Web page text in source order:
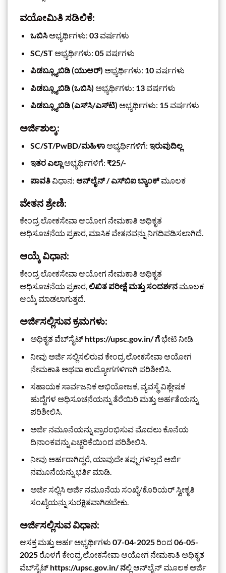
ವಯೋಮಿತಿ ಸಡಿಲಿಕೆ:
ಒಬಿಸಿಅಭ್ಯರ್ಥಿಗಳು: 03ವರ್ಷಗಳು
SC/STಅಭ್ಯರ್ಥಿಗಳು: 05ವರ್ಷಗಳು
ಪಿಡಬ್ಲ್ಯೂಬಿಡಿ (ಯುಆರ್) ಅಭ್ಯರ್ಥಿಗಳು: 10ವರ್ಷಗಳು
ಪಿಡಬ್ಲ್ಯೂಬಿಡಿ (ಒಬಿಸಿ) ಅಭ್ಯರ್ಥಿಗಳು: 13ವರ್ಷಗಳು
ಪಿಡಬ್ಲ್ಯೂಬಿಡಿ (ಎಸ್‌ಸಿ/ಎಸ್‌ಟಿ) ಅಭ್ಯರ್ಥಿಗಳು: 15ವರ್ಷಗಳು
ಅರ್ಜಿಶುಲ್ಕ:
SC/ST/PwBD/ಮಹಿಳಾಅಭ್ಯರ್ಥಿಗಳಿಗೆ: ಇರುವುದಿಲ್ಲ
ಇತರ ಎಲ್ಲಾಅಭ್ಯರ್ಥಿಗಳಿಗೆ: ₹25/-
ಪಾವತಿವಿಧಾನ: ಆನ್‌ಲೈನ್ / ಎಸ್‌ಬಿಐ ಬ್ಯಾಂಕ್ಮೂಲಕ
ವೇತನ ಶ್ರೇಣಿ:
ಕೇಂದ್ರ ಲೋಕಸೇವಾ ಆಯೋಗ ನೇಮಕಾತಿ ಅಧಿಕೃತ
ಅಧಿಸೂಚನೆಯ ಪ್ರಕಾರ, ಮಾಸಿಕವೇತನವನ್ನು ನಿಗದಿಪಡಿಸಲಾಗಿದೆ.
ಆಯ್ಕೆ ವಿಧಾನ:
ಕೇಂದ್ರ ಲೋಕಸೇವಾ ಆಯೋಗ ನೇಮಕಾತಿ ಅಧಿಕೃತ
ಅಧಿಸೂಚನೆಯ ಪ್ರಕಾರ, ಲಿಖಿತ ಪರೀಕ್ಷೆ ಮತ್ತು ಸಂದರ್ಶನಮೂಲಕ
ಆಯ್ಕೆ ಮಾಡಲಾಗುತ್ತದೆ.
ಅರ್ಜಿಸಲ್ಲಿಸುವ ಕ್ರಮಗಳು:
ಅಧಿಕೃತ ವೆಬ್‌ಸೈಟ್https://upsc.gov.in/ ಗೆಭೇಟಿ ನೀಡಿ
ನೀವು ಅರ್ಜಿ ಸಲ್ಲಿಸಲಿರುವ ಕೇಂದ್ರ ಲೋಕಸೇವಾ ಆಯೋಗ
ನೇಮಕಾತಿ ಅಥವಾ ಉದ್ಯೋಗಗಳಿಗಾಗಿ ಪರಿಶೀಲಿಸಿ.
ಸಹಾಯಕ ಸಾರ್ವಜನಿಕ ಅಭಿಯೋಜಕ, ವ್ಯವಸ್ಥೆ ವಿಶ್ಲೇಷಕ
ಹುದ್ದೆಗಳ ಅಧಿಸೂಚನೆಯನ್ನು ತೆರೆಯಿರಿ ಮತ್ತು ಅರ್ಹತೆಯನ್ನು
ಪರಿಶೀಲಿಸಿ.
ಅರ್ಜಿ ನಮೂನೆಯನ್ನು ಪ್ರಾರಂಭಿಸುವ ಮೊದಲು ಕೊನೆಯ
ದಿನಾಂಕವನ್ನು ಎಚ್ಚರಿಕೆಯಿಂದ ಪರಿಶೀಲಿಸಿ.
ನೀವು ಅರ್ಹರಾಗಿದ್ದರೆ, ಯಾವುದೇ ತಪ್ಪುಗಳಿಲ್ಲದೆ ಅರ್ಜಿ
ನಮೂನೆಯನ್ನು ಭರ್ತಿ ಮಾಡಿ.
ಅರ್ಜಿ ಸಲ್ಲಿಸಿ ಅರ್ಜಿ ನಮೂನೆಯ ಸಂಖ್ಯೆ/ಕೊರಿಯರ್ ಸ್ವೀಕೃತಿ
ಸಂಖ್ಯೆಯನ್ನು ಸುರಕ್ಷಿತವಾಗಿಡಬೇಕು.
ಅರ್ಜಿಸಲ್ಲಿಸುವ ವಿಧಾನ:
ಆಸಕ್ತ ಮತ್ತು ಅರ್ಹ ಅಭ್ಯರ್ಥಿಗಳು 07-04-2025ರಿಂದ 06-05-
2025 ರೊಳಗೆ ಕೇಂದ್ರ ಲೋಕಸೇವಾ ಆಯೋಗ ನೇಮಕಾತಿ ಅಧಿಕೃತ
ವೆಬ್‌ಸೈಟ್ https://upsc.gov.in/ ನಲ್ಲಿ ಆನ್‌ಲೈನ್‌ ಮೂಲಕ ಅರ್ಜಿ